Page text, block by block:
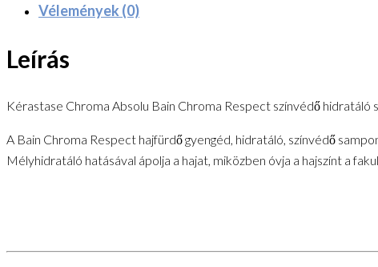
Vélemények (0)
Leírás
Kérastase Chroma Absolu Bain Chroma Respect színvédő hidratáló
A Bain Chroma Respect hajfürdő gyengéd, hidratáló, színvédő
Mélyhidratáló hatásával ápolja a hajat, miközben óvja a hajszínt a